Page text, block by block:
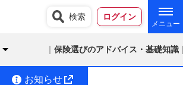
検索 ログイン
保険選びのアドバイス・基礎知識
お知らせ